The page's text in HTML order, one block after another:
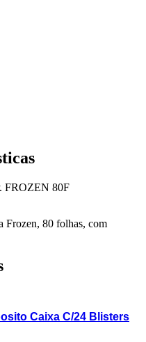
FROZEN 80F
Frozen, 80 folhas, com
Caixa C/24 Blisters